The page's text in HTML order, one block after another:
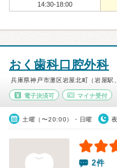
14:30-18:00
おく歯科口腔外科
兵庫県神戸市灘区岩屋北町（岩屋駅
電子決済可 マイナ受付
土曜（〜20:00）・日曜
2件